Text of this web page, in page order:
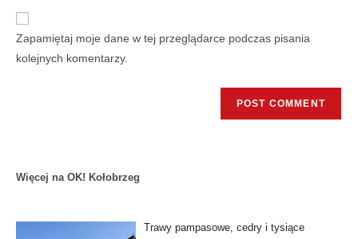
Zapamiętaj moje dane w tej przeglądarce podczas pisania
kolejnych komentarzy.
Więcej na OK! Kołobrzeg
Trawy pampasowe, cedry i tysiące